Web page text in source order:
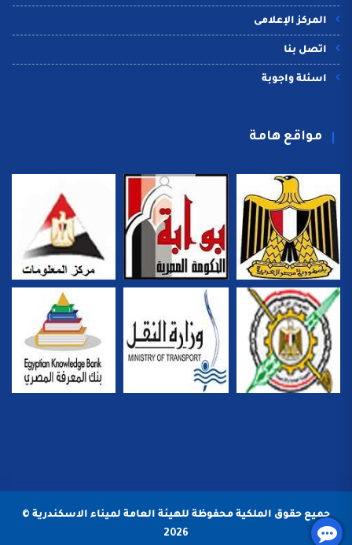
المركز الإعلامى
اتصل بنا
اسئلة واجوبة
مواقع هامة
جميع حقوق الملكية محفوظة للهيئة العامة لميناء الاسكندرية ©
2026